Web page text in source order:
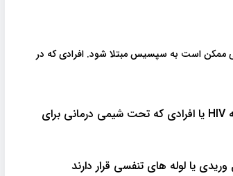
ممکن است به سپسیس مبتلا شود. افرادی که در
افرادی که سیستم ایمنی ضعیف تری دارند، از جمله افراد مبتلا به HIV یا افرادی که تحت شیمی درمانی برای
یا لوله های تنفسی قرار دارند